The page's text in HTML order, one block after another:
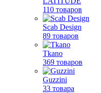
110 товаров
Scab Design
89 товаров
Tkano
369 товаров
Guzzini
33 товара